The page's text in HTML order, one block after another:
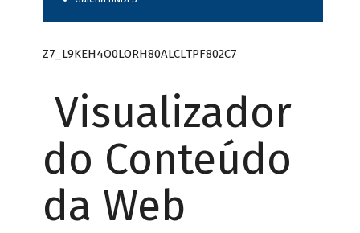
Z7_L9KEH4O0LORH80ALCLTPF802C7
Visualizador
do Conteúdo
da Web